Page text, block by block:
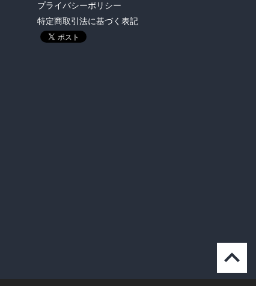
プライバシーポリシー
特定商取引法に基づく表記